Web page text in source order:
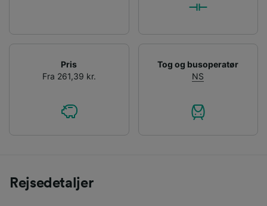
Pris
Fra 261,39 kr.
Tog og busoperatør
NS
Rejsedetaljer